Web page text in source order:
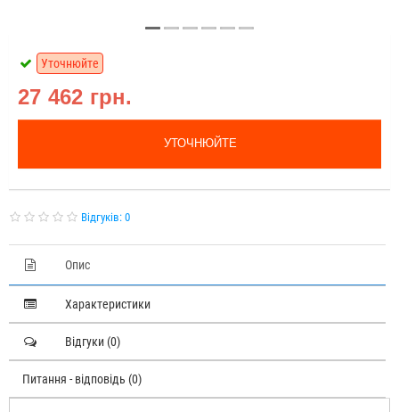
27 462 грн.
Уточнюйте
УТОЧНЮЙТЕ
Відгуків: 0
Опис
Характеристики
Відгуки (0)
Питання - відповідь (0)